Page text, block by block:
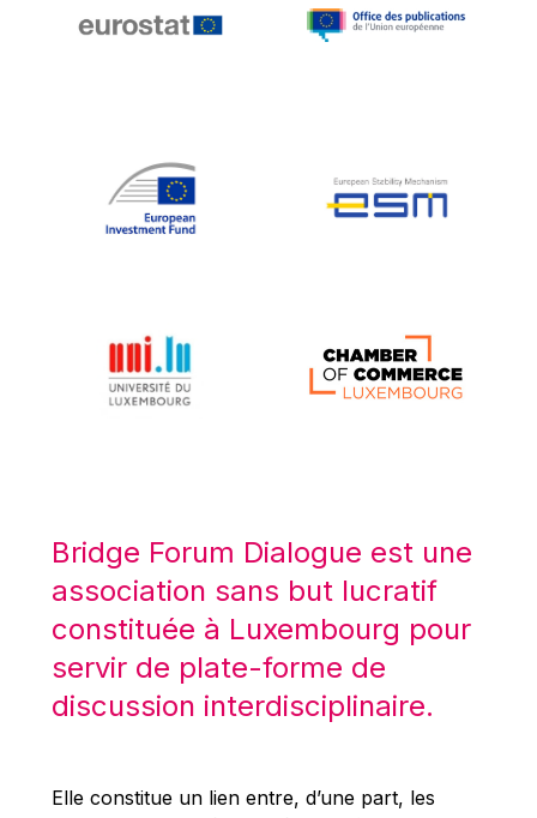
Katharien L.C. Hunt
Klaus-Heiner Lehne
Koen LENAERTS
Lars Heikensten
Lucas Papademos
Máire Geoghegan-Quinn
Mario Centeno
Mario Monti
Maroš ŠEFČOVIČ
Martin Bailey
Martine Reicherts
Michael Sohlman
Bridge Forum Dialogue est une
association sans but lucratif
constituée à Luxembourg pour
servir de plate-forme de
discussion interdisciplinaire.
Elle constitue un lien entre, d’une part, les